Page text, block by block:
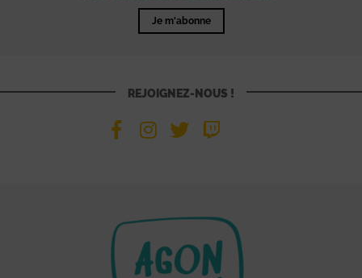
Je m'abonne
REJOIGNEZ-NOUS !